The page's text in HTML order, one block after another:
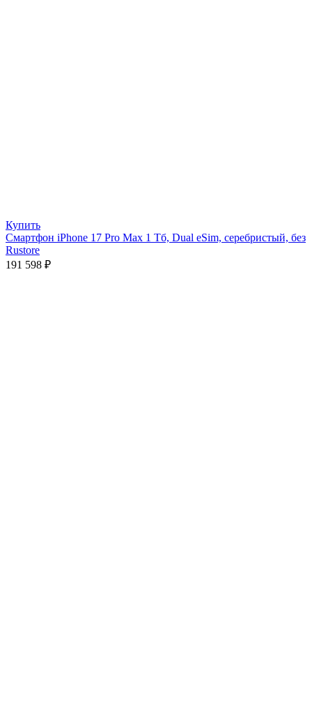
Купить
Смартфон iPhone 17 Pro Max 1 Тб, Dual eSim, серебристый, без
Rustore
191 598 ₽